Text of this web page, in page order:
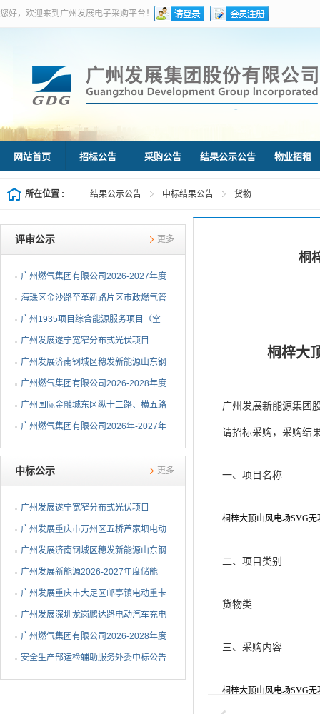
您好，欢迎来到广州发展电子采购平台！
网站首页 招标公告 采购公告 结果公示公告 物业招租
所在位置 : 结果公示公告 中标结果公告 货物
桐
桐梓大
广州发展新能源集团
请招标采购，采购结
一、项目名称
桐梓大顶山风电场SVG
二、项目类别
货物类
三、采购内容
桐梓大顶山风电场SVG
评审公示 更多
广州燃气集团有限公司2026-2027年度
燃气用埋地聚乙烯（PE1...
海珠区金沙路至革新路片区市政燃气管
网更新工程施工总承包...
广州1935项目综合能源服务项目（空
调系统部分）EPC总承包...
广州发展遂宁宽窄分布式光伏项目
EPC总承包中标候选人公示
广州发展济南钢城区穗发新能源山东钢
铁股份有限公司分布式...
广州燃气集团有限公司2026-2028年度
钢制球阀采购项目中标...
广州国际金融城东区纵十二路、横五路
（西段）供冷管网工程...
广州燃气集团有限公司2026年-2027年
埋地燃气闸阀采购项目...
中标公示 更多
广州发展遂宁宽窄分布式光伏项目
EPC总承包中标公告
广州发展重庆市万州区五桥芦家坝电动
重卡充电站一期项目E...
广州发展济南钢城区穗发新能源山东钢
铁股份有限公司分布式...
广州发展新能源2026-2027年度储能
EMS设备ODM代工采购中标公告
广州发展重庆市大足区邮亭镇电动重卡
充电站项目EPC总承包...
广州发展深圳龙岗鹏达路电动汽车充电
站中标公告
广州燃气集团有限公司2026-2028年度
钢制球阀采购项目中标公告
安全生产部运检辅助服务外委中标公告